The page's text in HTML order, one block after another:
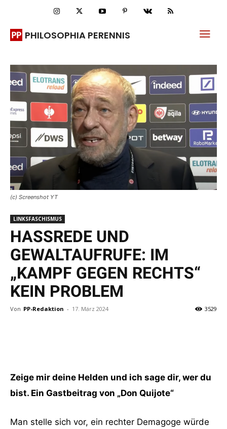
PHILOSOPHIA PERENNIS
(c) Screenshot YT
LINKSFASCHISMUS
HASSREDE UND
GEWALTAUFRUFE: IM
„KAMPF GEGEN RECHTS“
KEIN PROBLEM
Von PP-Redaktion - 17. März 2024 3529
Zeige mir deine Helden und ich sage dir, wer du
bist. Ein Gastbeitrag von „Don Quijote“
Man stelle sich vor, ein rechter Demagoge würde